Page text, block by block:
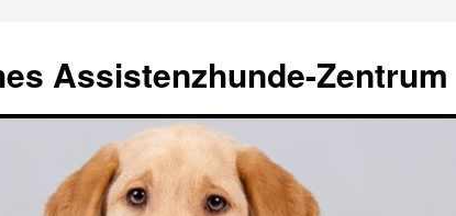
Assistenzhunde-Zentrum